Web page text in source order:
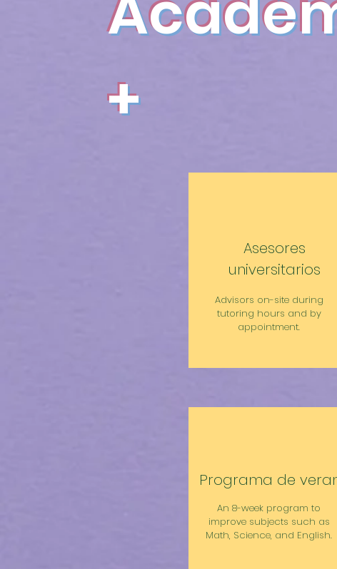
+
Asesores
universitarios
Advisors on-site during
tutoring hours and by
appointment.
Programa de
An 8-week program to
improve subjects such as
Math, Science, and English.